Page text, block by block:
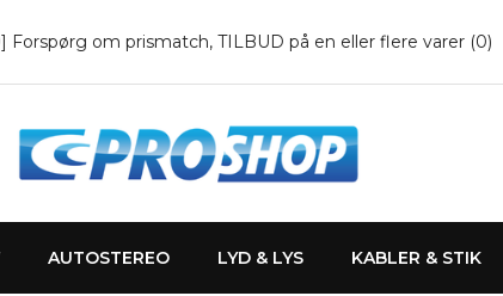
Forspørg om prismatch, TILBUD på en eller flere varer (0)
AUTOSTEREO LYD & LYS KABLER & STIK